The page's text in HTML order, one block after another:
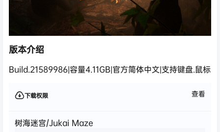
版本介绍
Build.21589986|容量4.11GB|官方简体中文|支持键盘.鼠标
下载权限 查看
树海迷宫/Jukai Maze